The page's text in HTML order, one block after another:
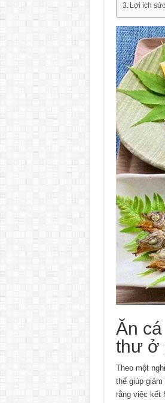
Lợi ích
Ăn
thư ở
Theo một
thể giúp
rằng việc kết